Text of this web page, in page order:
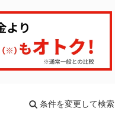
条件を変更して検索